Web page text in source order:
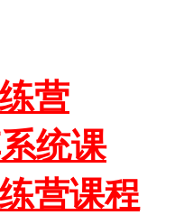
营
统课
营课程